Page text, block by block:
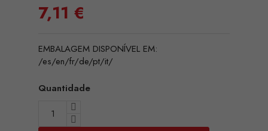
7,11 €
EMBALAGEM DISPONÍVEL EM:
/es/en/fr/de/pt/it/
Quantidade